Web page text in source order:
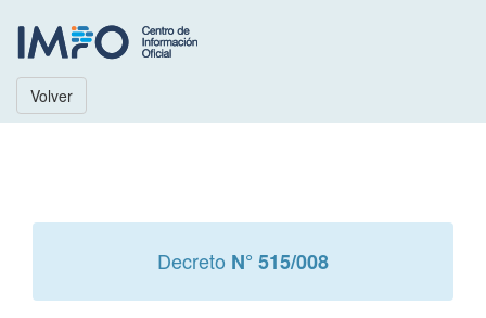
Volver
Decreto N° 515/008